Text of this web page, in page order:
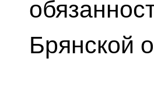
Брянской